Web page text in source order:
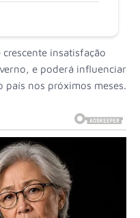
insatisfação
e poderá influenciar
país nos próximos meses.